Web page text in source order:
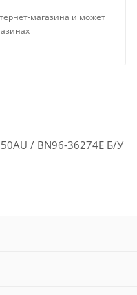
магазина и может
/ BN96-36274E Б/У